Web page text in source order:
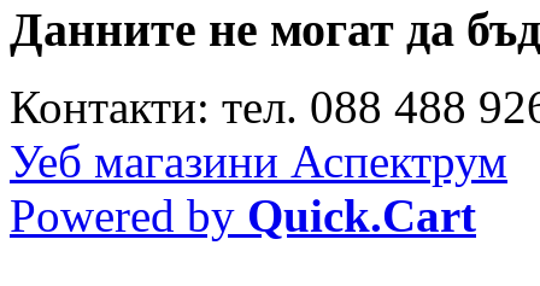
Данните не могат да
Контакти: тел. 088 488
Уеб магазини Аспектрум
Powered by Quick.Cart